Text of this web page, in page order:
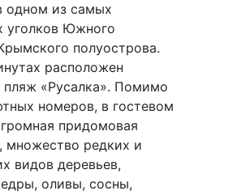
одном из самых
уголков Южного
полуострова.
расположен
пляж «Русалка». Помимо
номеров, в гостевом
придомовая
множество редких и
видов деревьев,
оливы, сосны,